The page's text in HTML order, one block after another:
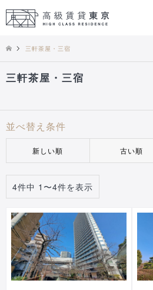
三軒茶屋・三宿
三軒茶屋・三宿
並べ替え条件
新しい順 古い順
4件中 1〜4件を表示